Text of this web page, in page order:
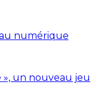
numérique
», un nouveau jeu